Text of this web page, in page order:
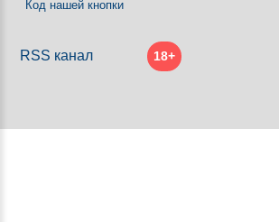
Код нашей кнопки
RSS канал 18+